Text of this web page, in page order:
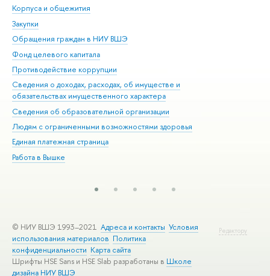
Корпуса и общежития
Закупки
Обращения граждан в НИУ ВШЭ
Фонд целевого капитала
Противодействие коррупции
Сведения о доходах, расходах, об имуществе и
обязательствах имущественного характера
Сведения об образовательной организации
Людям с ограниченными возможностями здоровья
Единая платежная страница
Работа в Вышке
Редактору
© НИУ ВШЭ 1993–2021 Адреса и контакты Условия
использования материалов Политика
конфиденциальности Карта сайта
Шрифты HSE Sans и HSE Slab разработаны в Школе
дизайна НИУ ВШЭ